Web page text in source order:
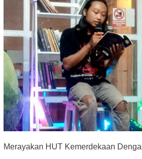
Merayakan HUT Kemerdekaan